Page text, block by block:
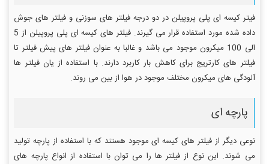
فیتر کیسه ای پلی پروپیلن در دو درجه فیلتر های سوزنی و فیلتر های جوش
داده شده مورد استفاده قرار می گیرند. فیلتر های کیسه ای پلی پروپیلن از 5
الی 100 میکرون موجود می باشد و غالبا به عنوان فیلتر های پیش فیلتر تا
فیلتر های کارتریج برای کاهش بار کاربرد دارند. با استفاده از یان فیلتر ها
آلودگی های میکرون مختلف موجود در هوا از بین می روند.
پارچه ای
نوعی دیگر از فیلتر های کیسه ای موجود هستند که با استفاده از پارچه تولید
می شوند. این نوع از فیلتر ها را می توان با استفاده از انواع پارچه های